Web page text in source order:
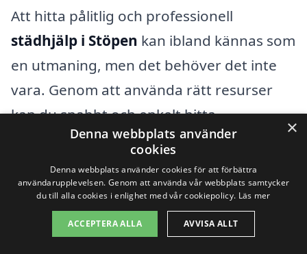
Att hitta pålitlig och professionell
städhjälp i Stöpen kan ibland kännas som
en utmaning, men det behöver det inte
vara. Genom att använda rätt resurser
kan du snabbt och enkelt hitta
städföretag som kan hjälpa dig med dina
städbehov, även om du bor i närliggande
områden. Vår plattform, xn--stdhjlp-pris-
hcbd.se, gör det möjligt för dig att
jämföra olika städföretag och deras priser
×
Denna webbplats använder
cookies
Denna webbplats använder cookies för att förbättra
användarupplevelsen. Genom att använda vår webbplats samtycker
du till alla cookies i enlighet med vår cookiepolicy. Läs mer
ACCEPTERA ALLA AVVISA ALLT